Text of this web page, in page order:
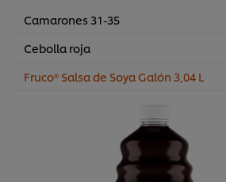
Camarones 31-35
Cebolla roja
Fruco® Salsa de Soya Galón 3,04 L